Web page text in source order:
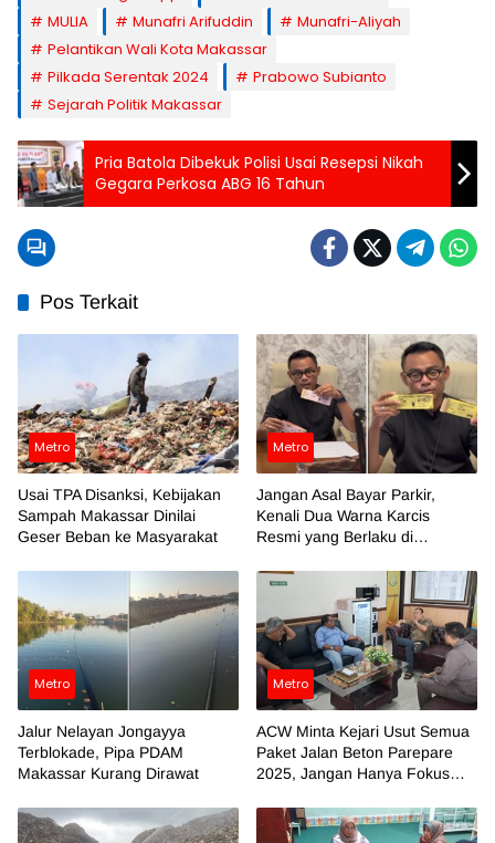
MULIA
Munafri Arifuddin
Munafri-Aliyah
Pelantikan Wali Kota Makassar
Pilkada Serentak 2024
Prabowo Subianto
Sejarah Politik Makassar
Pria Batola Dibekuk Polisi Usai Resepsi Nikah
Gegara Perkosa ABG 16 Tahun
Pos Terkait
Metro
Usai TPA Disanksi, Kebijakan
Sampah Makassar Dinilai
Geser Beban ke Masyarakat
Metro
Jangan Asal Bayar Parkir,
Kenali Dua Warna Karcis
Resmi yang Berlaku di
Metro
Jalur Nelayan Jongayya
Terblokade, Pipa PDAM
Makassar Kurang Dirawat
Metro
ACW Minta Kejari Usut Semua
Paket Jalan Beton Parepare
2025, Jangan Hanya Fokus